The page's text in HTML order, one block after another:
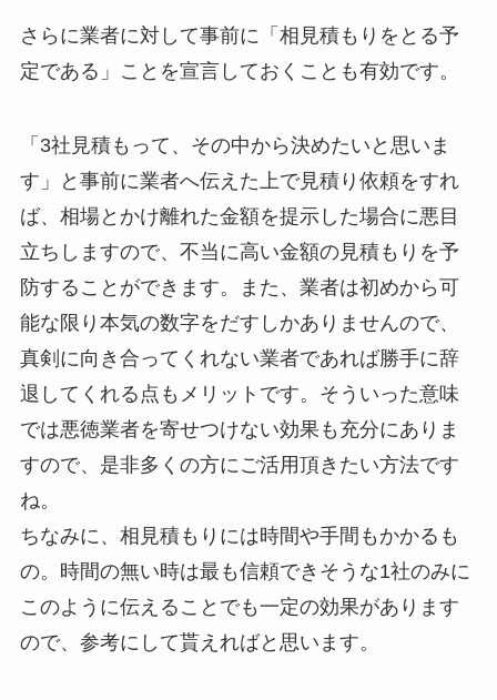
さらに業者に対して事前に「相見積もりをとる予
定である」ことを宣言しておくことも有効です。
「3社見積もって、その中から決めたいと思いま
す」と事前に業者へ伝えた上で見積り依頼をすれ
ば、相場とかけ離れた金額を提示した場合に悪目
立ちしますので、不当に高い金額の見積もりを予
防することができます。また、業者は初めから可
能な限り本気の数字をだすしかありませんので、
真剣に向き合ってくれない業者であれば勝手に辞
退してくれる点もメリットです。そういった意味
では悪徳業者を寄せつけない効果も充分にありま
すので、是非多くの方にご活用頂きたい方法です
ね。
ちなみに、相見積もりには時間や手間もかかるも
の。時間の無い時は最も信頼できそうな1社のみに
このように伝えることでも一定の効果があります
ので、参考にして貰えればと思います。